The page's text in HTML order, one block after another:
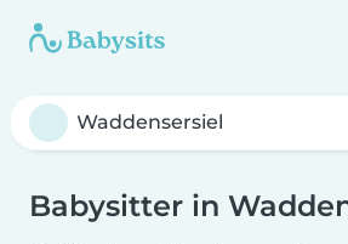
Babysitter in